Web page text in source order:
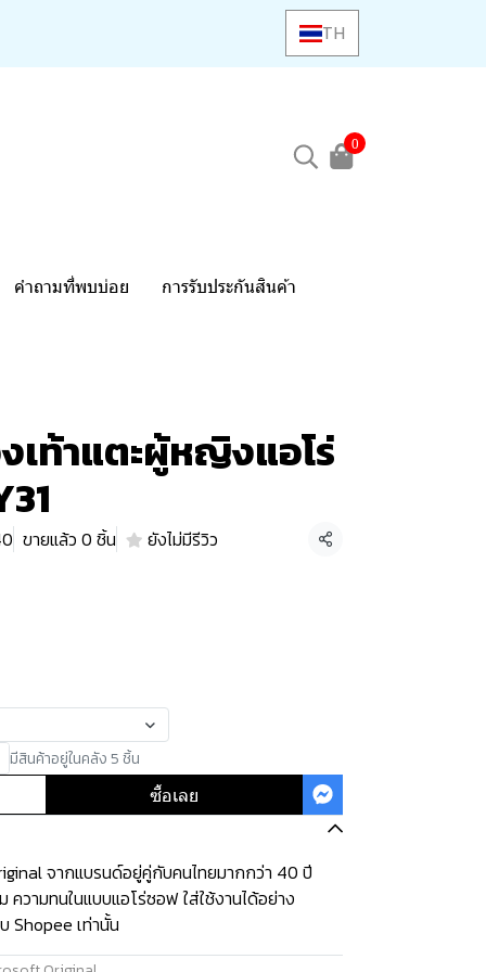
TH
0
คำถามที่พบบ่อย การรับประกันสินค้า
เท้าแตะผู้หญิงแอโร่
ขายแล้ว 0 ชิ้น ยังไม่มีรีวิว แชร์
มีสินค้าอยู่ในคลัง 5 ชิ้น
ซื้อเลย
จากแบรนด์อยู่คู่กับคนไทยมากกว่า 40 ปี
ามทนในแบบแอโร่ซอฟ ใส่ใช้งานได้อย่าง
Shopee เท่านั้น